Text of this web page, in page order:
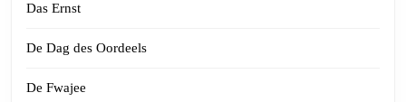
Das Ernst
De Dag des Oordeels
De Fwajee